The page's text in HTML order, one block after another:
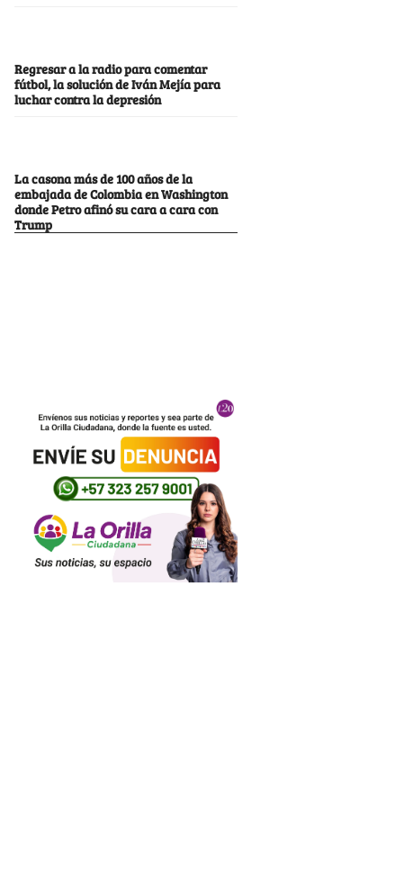
Regresar a la radio para comentar
fútbol, la solución de Iván Mejía para
luchar contra la depresión
La casona más de 100 años de la
embajada de Colombia en Washington
donde Petro afinó su cara a cara con
Trump